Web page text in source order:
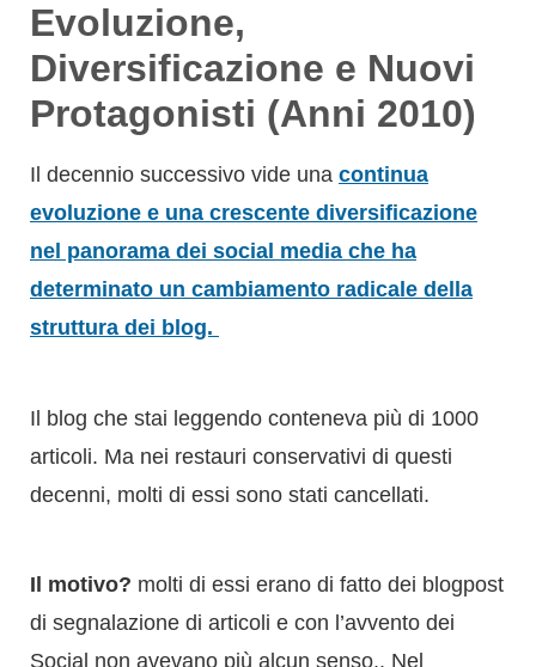
Evoluzione,
Diversificazione e Nuovi
Protagonisti (Anni 2010)
Il decennio successivo vide una continua
evoluzione e una crescente diversificazione
nel panorama dei social media che ha
determinato un cambiamento radicale della
struttura dei blog.
Il blog che stai leggendo conteneva più di 1000
articoli. Ma nei restauri conservativi di questi
decenni, molti di essi sono stati cancellati.
Il motivo? molti di essi erano di fatto dei blogpost
di segnalazione di articoli e con l’avvento dei
Social non avevano più alcun senso.. Nel